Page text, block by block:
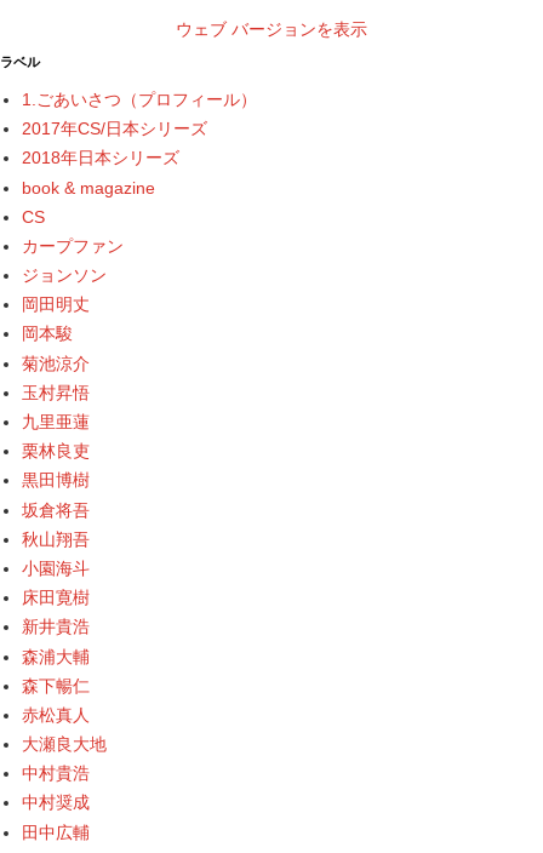
ウェブ バージョンを表示
ラベル
1.ごあいさつ（プロフィール）
2017年CS/日本シリーズ
2018年日本シリーズ
book & magazine
CS
カープファン
ジョンソン
岡田明丈
岡本駿
菊池涼介
玉村昇悟
九里亜蓮
栗林良吏
黒田博樹
坂倉将吾
秋山翔吾
小園海斗
床田寛樹
新井貴浩
森浦大輔
森下暢仁
赤松真人
大瀬良大地
中村貴浩
中村奨成
田中広輔